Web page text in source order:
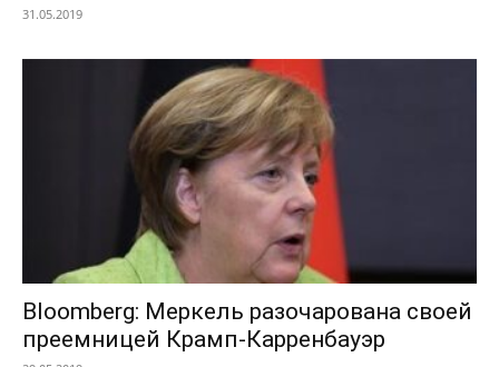
31.05.2019
Bloomberg: Меркель разочарована своей
преемницей Крамп-Карренбауэр